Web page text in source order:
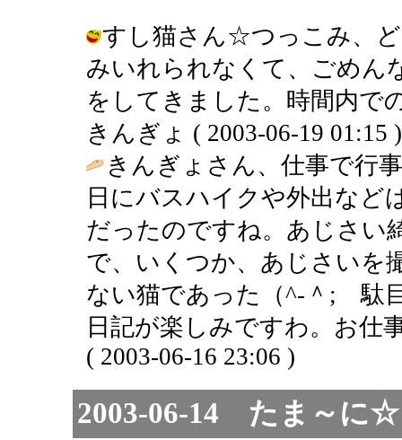
すし猫さん☆つっこみ、
みいれられなくて、ごめ
をしてきました。時間内で
きんぎょ ( 2003-06-19 01:15 )
きんぎょさん、仕事で行
日にバスハイクや外出な
だったのですね。あじさい
で、いくつか、あじさいを
ない猫であった（^-＾; 駄
日記が楽しみですわ。お仕
( 2003-06-16 23:06 )
2003-06-14 たま～に